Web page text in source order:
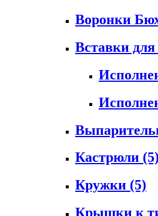
Воронки
Вставки для
Кастрюли (5)
Кружки (5)
Крышки к